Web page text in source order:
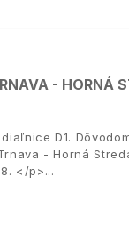
- HORNÁ
D1.
- Horná
</p>